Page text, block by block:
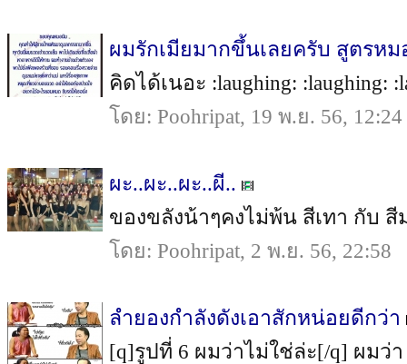
ผมรักเมียมากขึ้นเลยครับ สูตรห
คิดได้เนอะ :laughing: :laughing:
โดย: Poohripat, 19 พ.ย. 56, 12:24
ผะ..ผะ..ผะ..ผี..
ของขลังน้าๆคงไม่พ้น สีเทา กับ สี
โดย: Poohripat, 2 พ.ย. 56, 22:58
ลำยองกำลังดังเอาสักหน่อยดีกว่า
[q]รูปที่ 6 ผมว่าไม่ใช่ล่ะ[/q] ผมว่า